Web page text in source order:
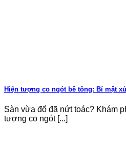
Hiện tượng co ngót bê tông: Bí mật
Sàn vừa đổ đã nứt toác? Khám
tượng co ngót [...]